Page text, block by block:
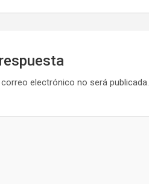
electrónico no será publicada.